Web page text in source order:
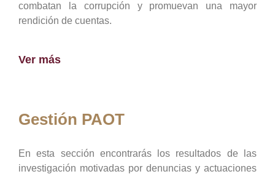
combatan la corrupción y promuevan una mayor
rendición de cuentas.
Ver más
Gestión PAOT
En esta sección encontrarás los resultados de las
investigación motivadas por denuncias y actuaciones